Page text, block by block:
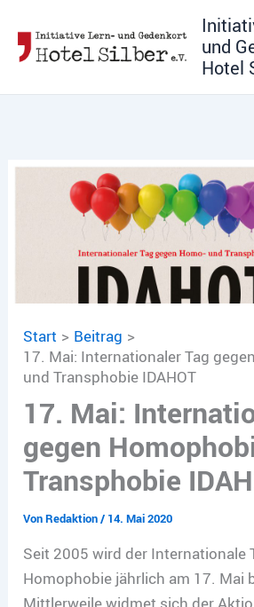
Inhalt
springen
und
Hotel
Start
Beitrag
17. Mai: Internationaler Tag
und Transphobie IDAHOT
17. Mai:
gegen
Transphobie
VonRedaktion/ 14. Mai 2020
Seit 2005 wird der Internationale
Homophobie jährlich am 17. Mai